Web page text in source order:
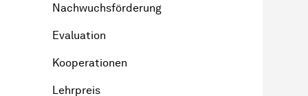
Nachwuchsförderung
Evaluation
Kooperationen
Lehrpreis